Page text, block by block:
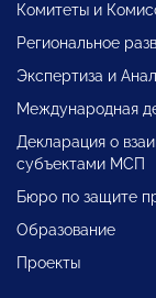
Комитеты и
Региональное
Экспертиза и
Международная
Декларация о
субъектами МСП
Бюро по защите
Образование
Проекты